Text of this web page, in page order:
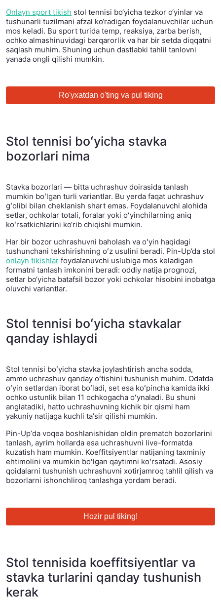
Onlayn sport tikish stol tennisi bo‘yicha tezkor o‘yinlar va
tushunarli tuzilmani afzal ko‘radigan foydalanuvchilar uchun
mos keladi. Bu sport turida temp, reaksiya, zarba berish,
ochko almashinuvidagi barqarorlik va har bir setda diqqatni
saqlash muhim. Shuning uchun dastlabki tahlil tanlovni
yanada ongli qilishi mumkin.
Ro'yxatdan o'ting va pul tiking
Stol tennisi boʻyicha stavka
bozorlari nima
Stavka bozorlari — bitta uchrashuv doirasida tanlash
mumkin boʻlgan turli variantlar. Bu yerda faqat uchrashuv
gʻolibi bilan cheklanish shart emas. Foydalanuvchi alohida
setlar, ochkolar totali, foralar yoki oʻyinchilarning aniq
koʻrsatkichlarini ko‘rib chiqishi mumkin.
Har bir bozor uchrashuvni baholash va oʻyin haqidagi
tushunchani tekshirishning oʻz usulini beradi. Pin-Up’da stol
onlayn tikishlar foydalanuvchi uslubiga mos keladigan
formatni tanlash imkonini beradi: oddiy natija prognozi,
setlar bo‘yicha batafsil bozor yoki ochkolar hisobini inobatga
oluvchi variantlar.
Stol tennisi boʻyicha stavkalar
qanday ishlaydi
Stol tennisi boʻyicha stavka joylashtirish ancha sodda,
ammo uchrashuv qanday oʻtishini tushunish muhim. Odatda
oʻyin setlardan iborat boʻladi, set esa koʻpincha kamida ikki
ochko ustunlik bilan 11 ochkogacha oʻynaladi. Bu shuni
anglatadiki, hatto uchrashuvning kichik bir qismi ham
yakuniy natijaga kuchli taʼsir qilishi mumkin.
Pin-Upʼda voqea boshlanishidan oldin prematch bozorlarini
tanlash, ayrim hollarda esa uchrashuvni live-formatda
kuzatish ham mumkin. Koeffitsiyentlar natijaning taxminiy
ehtimolini va mumkin boʻlgan qaytimni koʻrsatadi. Asosiy
qoidalarni tushunish uchrashuvni xotirjamroq tahlil qilish va
bozorlarni ishonchliroq tanlashga yordam beradi.
Hozir pul tiking!
Stol tennisida koeffitsiyentlar va
stavka turlarini qanday tushunish
kerak